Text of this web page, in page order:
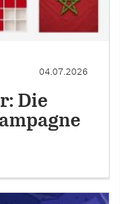
04.07.2026
Die